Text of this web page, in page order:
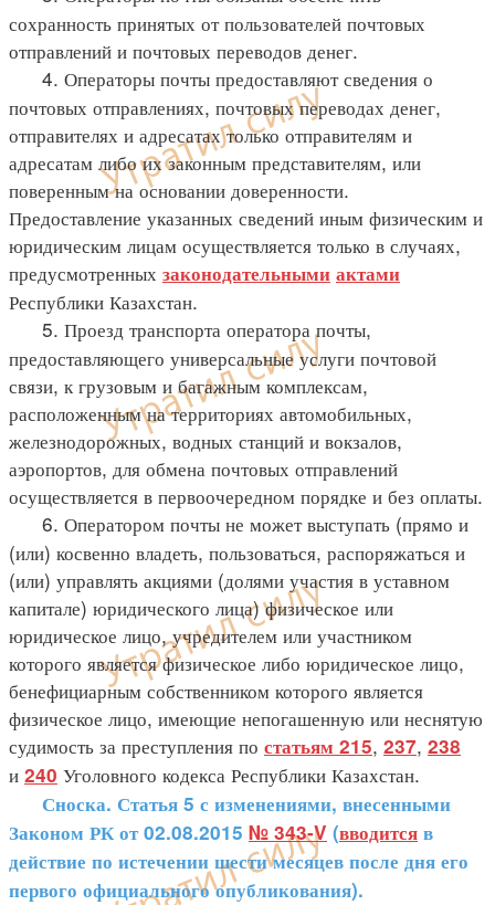
сохранность принятых от пользователей почтовых
отправлений и почтовых переводов денег.
4. Операторы почты предоставляют сведения о
почтовых отправлениях, почтовых переводах денег,
отправителях и адресатах только отправителям и
адресатам либо их законным представителям, или
поверенным на основании доверенности.
Предоставление указанных сведений иным физическим и
юридическим лицам осуществляется только в случаях,
предусмотренных законодательными актами
Республики Казахстан.
5. Проезд транспорта оператора почты,
предоставляющего универсальные услуги почтовой
связи, к грузовым и багажным комплексам,
расположенным на территориях автомобильных,
железнодорожных, водных станций и вокзалов,
аэропортов, для обмена почтовых отправлений
осуществляется в первоочередном порядке и без оплаты.
6. Оператором почты не может выступать (прямо и
(или) косвенно владеть, пользоваться, распоряжаться и
(или) управлять акциями (долями участия в уставном
капитале) юридического лица) физическое или
юридическое лицо, учредителем или участником
которого является физическое либо юридическое лицо,
бенефициарным собственником которого является
физическое лицо, имеющие непогашенную или неснятую
судимость за преступления по статьям 215, 237, 238
и 240 Уголовного кодекса Республики Казахстан.
Сноска. Статья 5 с изменениями, внесенными
Законом РК от 02.08.2015 № 343-V (вводится в
действие по истечении шести месяцев после дня его
первого официального опубликования).